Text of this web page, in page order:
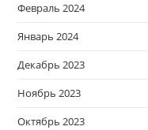
Февраль 2024
Январь 2024
Декабрь 2023
Ноябрь 2023
Октябрь 2023